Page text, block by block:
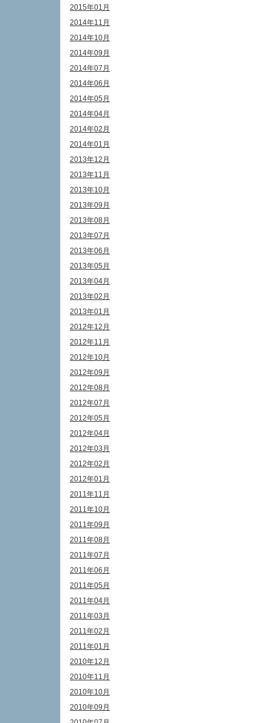
2015年01月
2014年11月
2014年10月
2014年09月
2014年07月
2014年06月
2014年05月
2014年04月
2014年02月
2014年01月
2013年12月
2013年11月
2013年10月
2013年09月
2013年08月
2013年07月
2013年06月
2013年05月
2013年04月
2013年02月
2013年01月
2012年12月
2012年11月
2012年10月
2012年09月
2012年08月
2012年07月
2012年05月
2012年04月
2012年03月
2012年02月
2012年01月
2011年11月
2011年10月
2011年09月
2011年08月
2011年07月
2011年06月
2011年05月
2011年04月
2011年03月
2011年02月
2011年01月
2010年12月
2010年11月
2010年10月
2010年09月